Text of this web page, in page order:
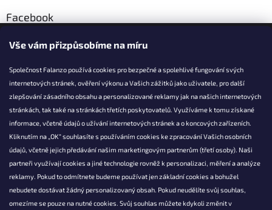
Vše vám přizpůsobíme na míru
Společnost Falanzo používá cookies pro bezpečné a spolehlivé fungování svých
internetových stránek, ověření výkonu a Vašich zážitků jako uživatele, pro další
zlepšování zásadního obsahu a personalizované reklamy jak na našich internetových
stránkách, tak také na stránkách třetích poskytovatelů. Využíváme k tomu získané
informace, včetně údajů o užívání internetových stránek a o koncových zařízeních.
Kliknutím na „OK“ souhlasíte s používáním cookies ke zpracování Vašich osobních
údajů, včetně jejich předávání našim marketingovým partnerům (třetí osoby). Naši
partneři využívají cookies a jiné technologie rovněž k personalizaci, měření a analýze
reklamy. Pokud to odmítnete budeme používat jen základní cookies a bohužel
nebudete dostávat žádný personalizovaný obsah. Pokud neudělíte svůj souhlas,
omezíme se pouze na nutné cookies. Svůj souhlas můžete kdykoli změnit v
Facebook
KONTAKT
info@falanzo.cz
Falanzo.cz
FalanzoCZ